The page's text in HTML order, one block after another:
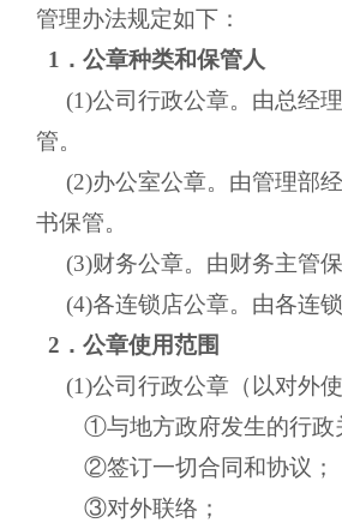
管理办法规定如下：
1．公章种类和保管人
(1)公司行政公章。由总经
管。
(2)办公室公章。由管理部
书保管。
(3)财务公章。由财务主管保
(4)各连锁店公章。由各连锁
2．公章使用范围
(1)公司行政公章（以对外使
①与地方政府发生的行政
②签订一切合同和协议；
③对外联络；